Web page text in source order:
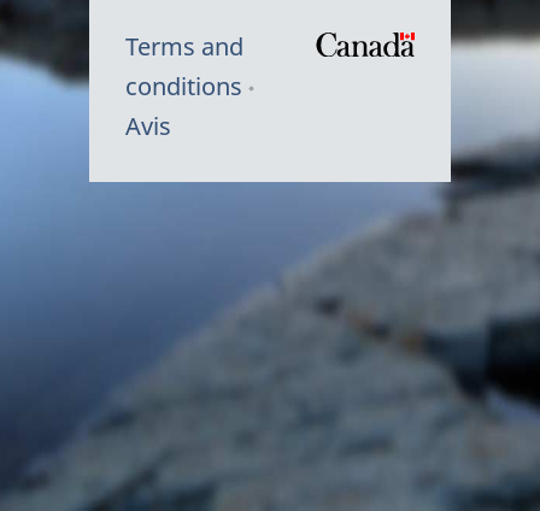
Terms and
conditions
Avis
du